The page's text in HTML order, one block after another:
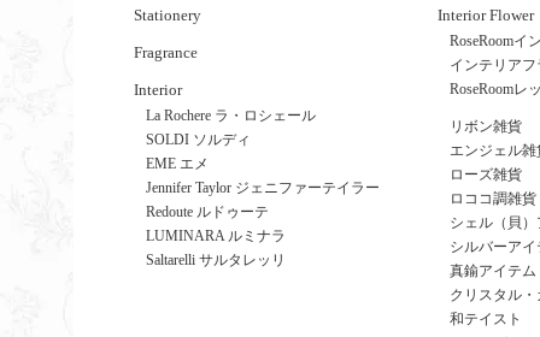
Stationery
Fragrance
Interior
La Rochere ラ・ロシェール
SOLDI ソルディ
EME エメ
Jennifer Taylor ジェニファーテイラー
Redoute ルドゥーテ
LUMINARA ルミナラ
Saltarelli サルタレッリ
Interior Flower
RoseRoomイ
インテリア
RoseRoomレ
リボン雑貨
エンジェル雑
ローズ雑貨
ロココ調雑貨
シェル（貝
シルバーアイ
真鍮アイテム
クリスタル
和テイスト